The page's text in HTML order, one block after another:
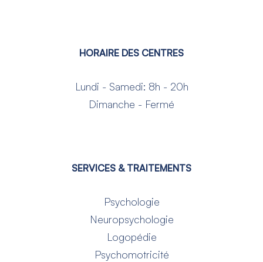
HORAIRE DES CENTRES
Lundi - Samedi: 8h - 20h
Dimanche - Fermé
SERVICES & TRAITEMENTS
Psychologie
Neuropsychologie
Logopédie
Psychomotricité